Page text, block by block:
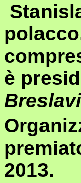
è
2013.